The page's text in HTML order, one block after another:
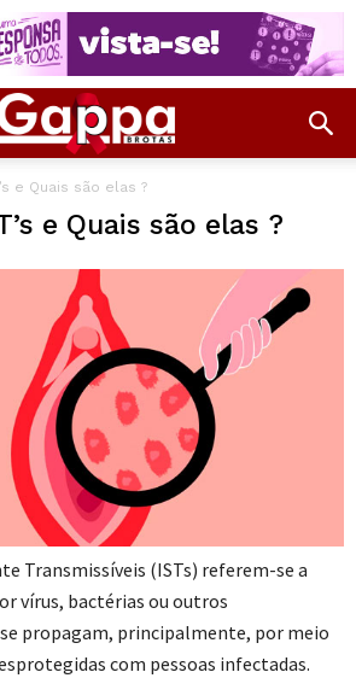
e Quais são elas ?
e Quais são elas ?
Transmissíveis (ISTs) referem-se a
vírus, bactérias ou outros
propagam, principalmente, por meio
com pessoas infectadas.